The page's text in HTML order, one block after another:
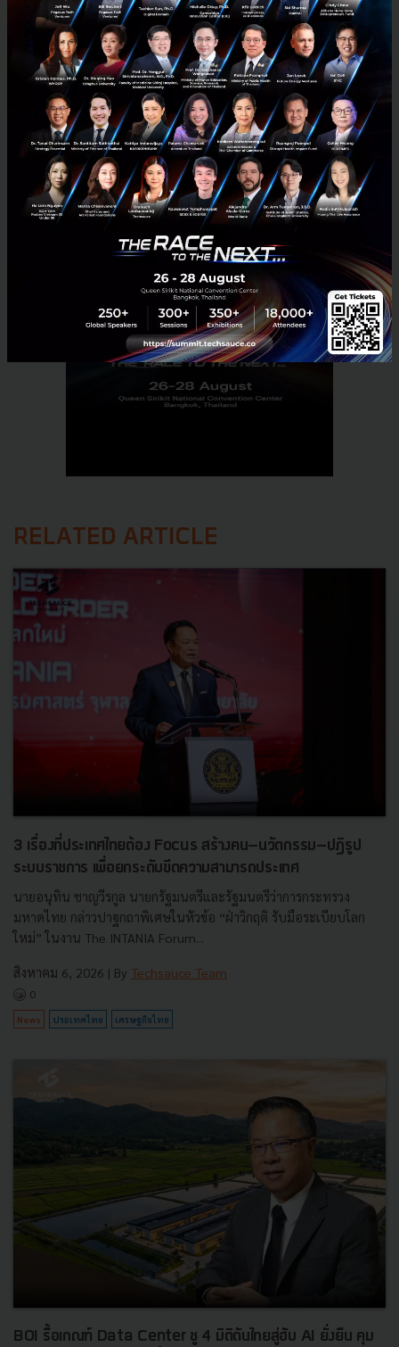
ระบุเพิ่มเติมว่า ทุกหน่วยงานภาครัฐต้องนำข้อมูลไปใส่ไว้
ในระบบอิเล็กทรอนิกส์ เพื่อให้เชื่อมโยงกันในทุกระบบ
ภายในวันที่ 3 ตุลาคม 2561
Thailand กรมสรรพากร Government Revenue Department
No comment
RELATED ARTICLE
3 เรื่องที่ประเทศไทยต้อง Focus สร้างคน–นวัตกรรม–ปฏิรูป
ระบบราชการ เพื่อยกระดับขีดความสามารถประเทศ
นายอนุทิน ชาญวีรกูล นายกรัฐมนตรีและรัฐมนตรีว่าการกระทรวง
มหาดไทย กล่าวปาฐกถาพิเศษในหัวข้อ “ฝ่าวิกฤติ รับมือระเบียบโลก
ใหม่” ในงาน The INTANIA Forum...
สิงหาคม 6, 2026 | By Techsauce Team
0
News ประเทศไทย เศรษฐกิจไทย
BOI รื้อเกณฑ์ Data Center ชู 4 มิติดันไทยสู่ฮับ AI ยั่งยืน คุม